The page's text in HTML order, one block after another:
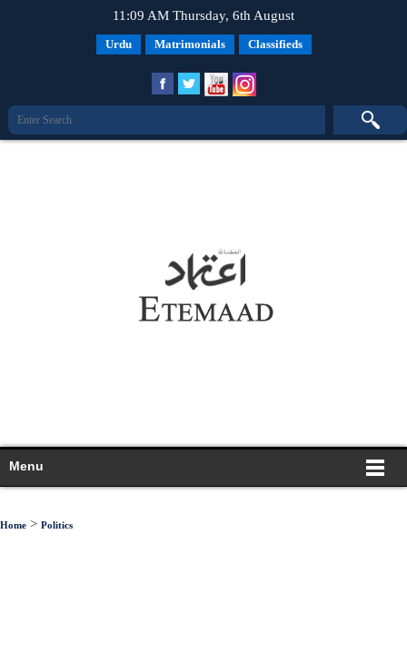
11:09 AM Thursday, 6th August
Urdu Matrimonials Classifieds
Menu
Home > Politics